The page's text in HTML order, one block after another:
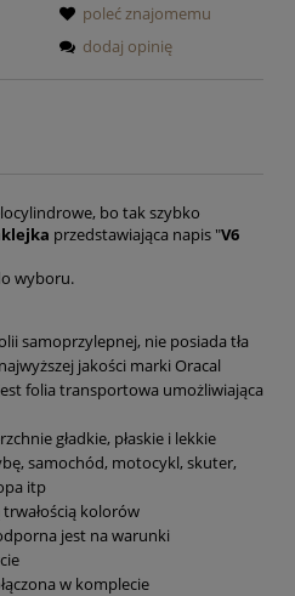
poleć znajomemu
dodaj opinię
bo tak szybko
przedstawiająca napis "V6
wyboru.
samoprzylepnej, nie posiada tła
jakości marki Oracal
folia transportowa umożliwiająca
gładkie, płaskie i lekkie
samochód, motocykl, skuter,
itp
kolorów
jest na warunki
w komplecie